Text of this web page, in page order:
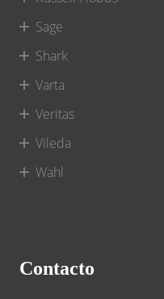
Sage
Shark
Varta
Veritas
Vileda
Wahl
Contacto